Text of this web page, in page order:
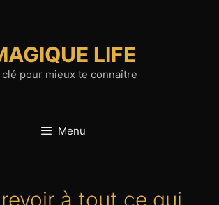
LIFE
clé pour mieux te connaître
Menu
à tout ce qui